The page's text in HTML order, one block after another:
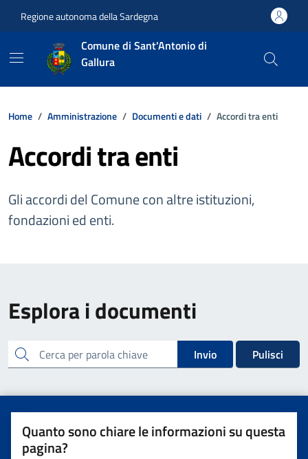
Regione autonoma della Sardegna
Comune di Sant'Antonio di
Gallura
Home Amministrazione Documenti e dati Accordi tra enti
Accordi tra enti
Gli accordi del Comune con altre istituzioni,
fondazioni ed enti.
Esplora i documenti
cerca Invio Pulisci
Quanto sono chiare le informazioni su questa
pagina?